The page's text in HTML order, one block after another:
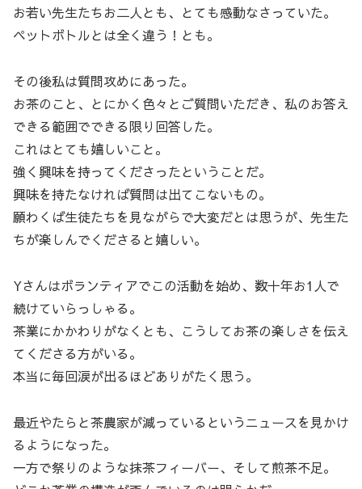
お若い先生たちお二人とも、とても感動なさっていた。
ペットボトルとは全く違う！とも。
その後私は質問攻めにあった。
お茶のこと、とにかく色々とご質問いただき、私のお答え
できる範囲でできる限り回答した。
これはとても嬉しいこと。
強く興味を持ってくださったということだ。
興味を持たなければ質問は出てこないもの。
願わくば生徒たちを見ながらで大変だとは思うが、先生た
ちが楽しんでくださると嬉しい。
Yさんはボランティアでこの活動を始め、数十年お1人で
続けていらっしゃる。
茶業にかかわりがなくとも、こうしてお茶の楽しさを伝え
てくださる方がいる。
本当に毎回涙が出るほどありがたく思う。
最近やたらと茶農家が減っているというニュースを見かけ
るようになった。
一方で祭りのような抹茶フィーバー、そして煎茶不足。